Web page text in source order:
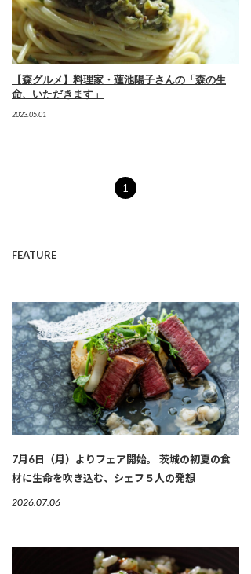
【森グルメ】料理家・蓮池陽子さんの「森の生
命、いただきます」
2023.05.01
1
FEATURE
7月6日（月）よりフェア開始。 茨城の初夏の食
材に生命を吹き込む、シェフ５人の発想
2026.07.06